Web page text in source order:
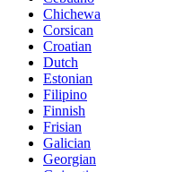
Chichewa
Corsican
Croatian
Dutch
Estonian
Filipino
Finnish
Frisian
Galician
Georgian